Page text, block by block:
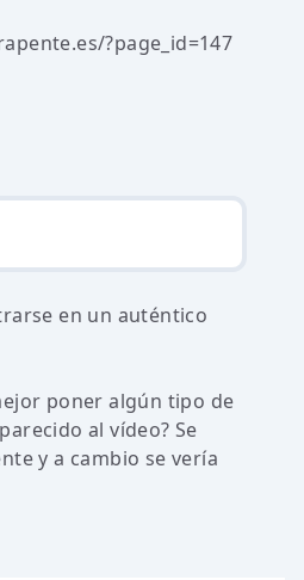
?page_id=147
en un auténtico
poner algún tipo de
al vídeo? Se
y a cambio se vería